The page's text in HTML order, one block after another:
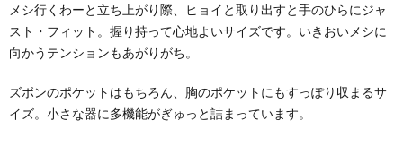
メシ行くわーと立ち上がり際、ヒョイと取り出すと手のひらにジャ
スト・フィット。握り持って心地よいサイズです。いきおいメシに
向かうテンションもあがりがち。
ズボンのポケットはもちろん、胸のポケットにもすっぽり収まるサ
イズ。小さな器に多機能がぎゅっと詰まっています。